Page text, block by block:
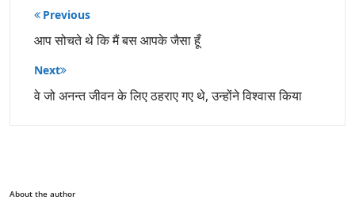
पोस्ट
नेविगेशन
Previous
आप सोचते थे कि मैं बस आपके जैसा हूँ
Next
वे जो अनन्त जीवन के लिए ठहराए गए थे, उन्होंने विश्वास किया
About the author